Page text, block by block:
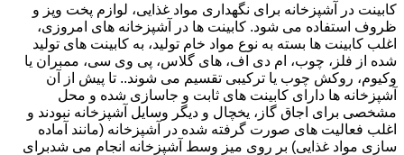
کابینت در آشپزخانه برای نگهداری مواد غذایی، لوازم پخت وپز و
ظروف استفاده می شود. کابینت ها در آشپزخانه های امروزی،
اغلب کابینت ها بسته به نوع مواد خام تولید، به کابینت های تولید
شده از فلز، چوب، ام دی اف، های گلاس، پی وی سی، ممبران یا
وکیوم، روکش چوب یا ترکیبی تقسیم می شوند.. تا پیش از آن
آشپزخانه ها دارای کابینت های ثابت و جاسازی شده و محل
مشخصی برای اجاق گاز، یخچال و دیگر وسایل آشپزخانه نبودند و
اغلب فعالیت های صورت گرفته شده در آشپزخانه (مانند آماده
سازی مواد غذایی) بر روی میز وسط آشپزخانه انجام می شدبرای